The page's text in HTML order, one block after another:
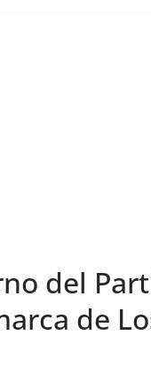
del
de